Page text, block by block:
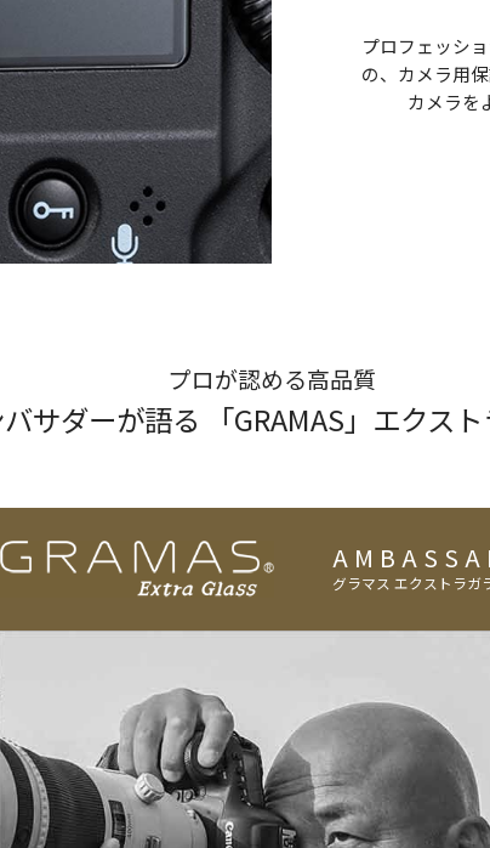
プロフェッシ
の、カメラ用
カメラを
プロが認める高品質
サダーが語る 「GRAMAS」エクス
グラマス エクストラガ